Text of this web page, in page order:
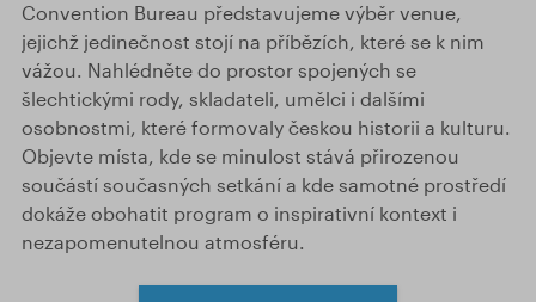
Convention Bureau představujeme výběr venue,
jejichž jedinečnost stojí na příbězích, které se k nim
vážou. Nahlédněte do prostor spojených se
šlechtickými rody, skladateli, umělci i dalšími
osobnostmi, které formovaly českou historii a kulturu.
Objevte místa, kde se minulost stává přirozenou
součástí současných setkání a kde samotné prostředí
dokáže obohatit program o inspirativní kontext i
nezapomenutelnou atmosféru.